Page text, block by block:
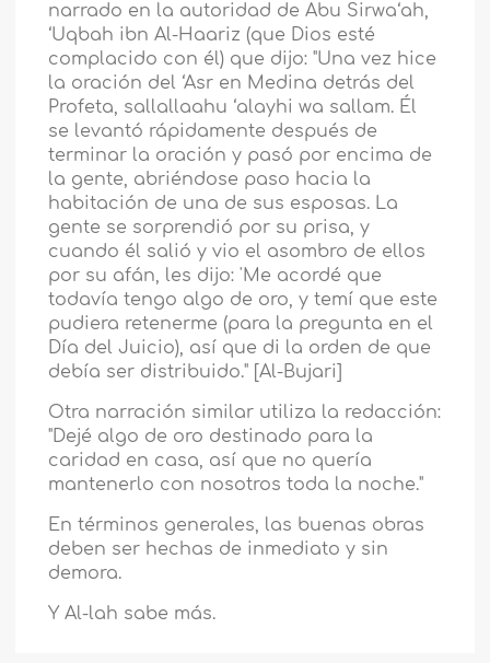
narrado en la autoridad de Abu Sirwa‘ah,
‘Uqbah ibn Al-Haariz (que Dios esté
complacido con él) que dijo: "Una vez hice
la oración del ‘Asr en Medina detrás del
Profeta, sallallaahu ‘alayhi wa sallam. Él
se levantó rápidamente después de
terminar la oración y pasó por encima de
la gente, abriéndose paso hacia la
habitación de una de sus esposas. La
gente se sorprendió por su prisa, y
cuando él salió y vio el asombro de ellos
por su afán, les dijo: 'Me acordé que
todavía tengo algo de oro, y temí que este
pudiera retenerme (para la pregunta en el
Día del Juicio), así que di la orden de que
debía ser distribuido." [Al-Bujari]
Otra narración similar utiliza la redacción:
"Dejé algo de oro destinado para la
caridad en casa, así que no quería
mantenerlo con nosotros toda la noche."
En términos generales, las buenas obras
deben ser hechas de inmediato y sin
demora.
Y Al-lah sabe más.